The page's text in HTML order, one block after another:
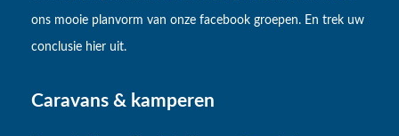
ons mooie planvorm van onze facebook groepen. En trek uw
conclusie hier uit.
Caravans & kamperen